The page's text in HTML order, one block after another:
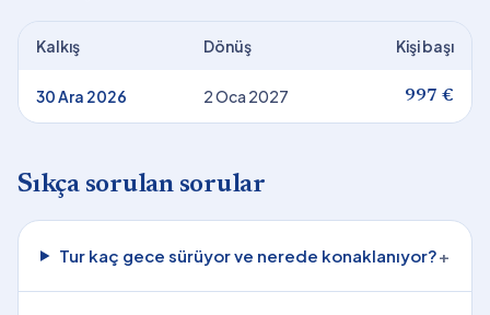
Kalkış Dönüş Kişi başı
30 Ara 2026 2 Oca 2027 997 €
Sıkça sorulan sorular
Tur kaç gece sürüyor ve nerede konaklanıyor?+